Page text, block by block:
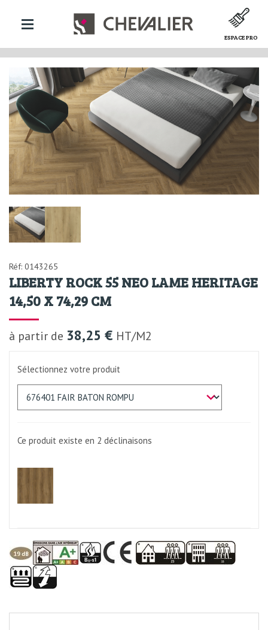
ESPACE PRO
Réf: 0143265
LIBERTY ROCK 55 NEO LAME HERITAGE
14,50 X 74,29 CM
à partir de 38,25 € HT/M2
Sélectionnez votre produit
Ce produit existe en 2 déclinaisons